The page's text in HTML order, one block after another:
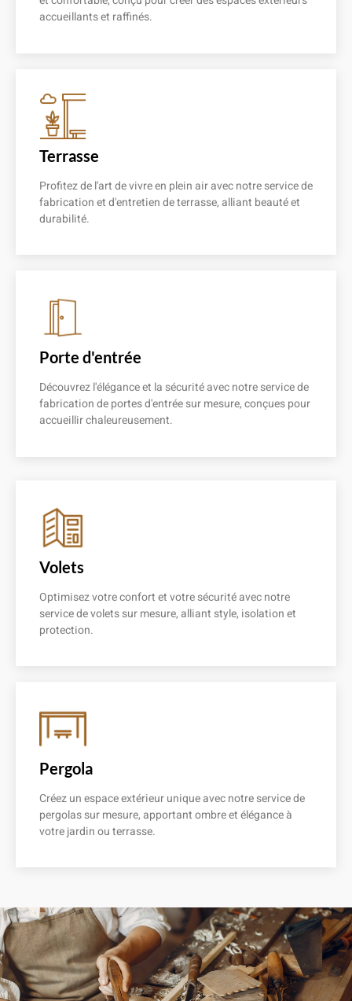
accueillants et raffinés.
Terrasse
Profitez de l'art de vivre en plein air avec notre service de
fabrication et d'entretien de terrasse, alliant beauté et
durabilité.
Porte d'entrée
Découvrez l'élégance et la sécurité avec notre service de
fabrication de portes d'entrée sur mesure, conçues pour
accueillir chaleureusement.
Volets
Optimisez votre confort et votre sécurité avec notre
service de volets sur mesure, alliant style, isolation et
protection.
Pergola
Créez un espace extérieur unique avec notre service de
pergolas sur mesure, apportant ombre et élégance à
votre jardin ou terrasse.